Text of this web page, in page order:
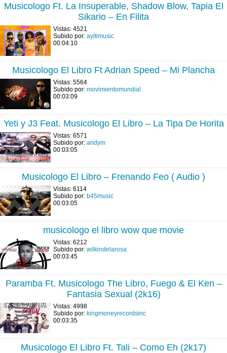
Musicologo Ft. La Insuperable, Shadow Blow, Tapia El
Sikario – En Filita
Vistas: 4521
Subido por: ayitimusic
00:04:10
Musicologo El Libro Ft Adrian Speed – Mi Plancha
Vistas: 5564
Subido por: movimientomundial
00:03:09
Yeti y J3 Feat. Musicologo El Libro – La Tipa De Horita
Vistas: 6571
Subido por: andym
00:03:05
Musicologo El Libro – Frenando Feo ( Audio )
Vistas: 6114
Subido por: b45music
00:03:05
musicologo el libro wow que movie
Vistas: 6212
Subido por: wilkindelarosa
00:03:45
Paramba Ft. Musicologo The Libro, Fuego & El Ken –
Fantasia Sexual (2k16)
Vistas: 4998
Subido por: kingmoneyrecordsinc
00:03:35
Musicologo El Libro Ft. Tali – Como Eh (2k17)